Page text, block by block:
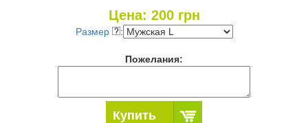
Цена: 200грн
Размер :
Пожелания:
Купить